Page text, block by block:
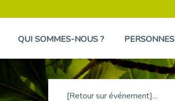
QUI SOMMES-NOUS ? PERSONNES
[Retour sur événement] L'inclusion au cœur de la Place de l'Emploi à La Défense !